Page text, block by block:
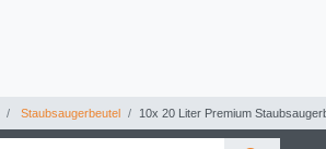
Staubsaugerbeutel 10x 20 Liter Premium